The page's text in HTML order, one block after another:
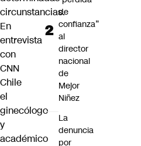
circunstancias.
En
entrevista
con
CNN
Chile
el
ginecólogo
y
académico
de
confianza”
al
director
nacional
de
Mejor
Niñez
La
denuncia
por